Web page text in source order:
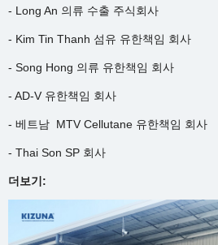
- Long An 의류 수출 주식회사
- Kim Tin Thanh 섬유 유한책임 회사
- Song Hong 의류 유한책임 회사
- AD-V 유한책임 회사
- 베트남 MTV Cellutane 유한책임 회사
- Thai Son SP 회사
더보기: